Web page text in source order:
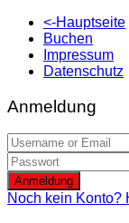
<-Hauptseite
Buchen
Impressum
Datenschutz
Anmeldung
Anmeldung
Noch kein Konto?